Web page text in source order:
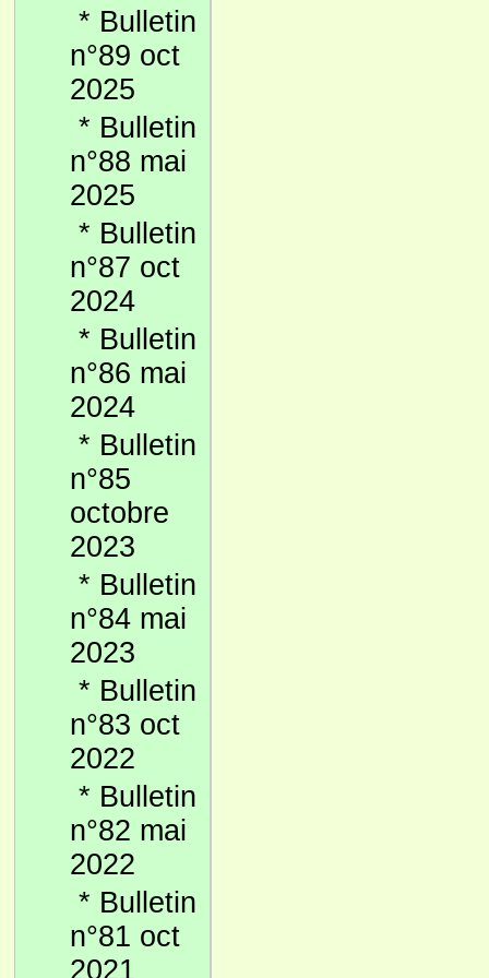
* Bulletin
n°89 oct
2025
* Bulletin
n°88 mai
2025
* Bulletin
n°87 oct
2024
* Bulletin
n°86 mai
2024
* Bulletin
n°85
octobre
2023
* Bulletin
n°84 mai
2023
* Bulletin
n°83 oct
2022
* Bulletin
n°82 mai
2022
* Bulletin
n°81 oct
2021